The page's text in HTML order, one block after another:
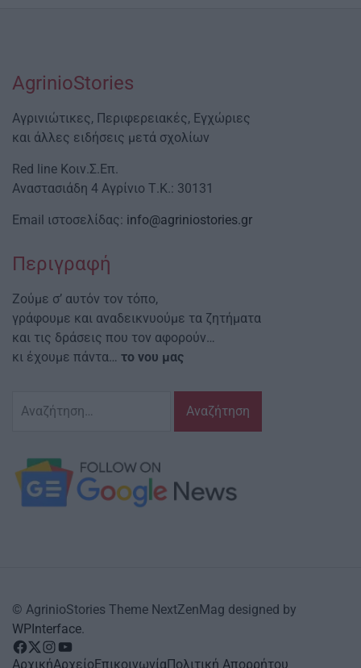
AgrinioStories
Αγρινιώτικες, Περιφερειακές, Εγχώριες
και άλλες ειδήσεις μετά σχολίων
Red line Κοιν.Σ.Επ.
Αναστασιάδη 4 Αγρίνιο Τ.Κ.: 30131
Email ιστοσελίδας: info@agriniostories.gr
Περιγραφή
Ζούμε σ’ αυτόν τον τόπο,
γράφουμε και αναδεικνυούμε τα ζητήματα
και τις δράσεις που τον αφορούν…
κι έχουμε πάντα… το νου μας
για:
© AgrinioStories Theme NextZenMag designed by
WPInterface.
facebook
Twitter
instagram
YouTube
ΑρχικήΑρχείοΕπικοινωνίαΠολιτική Απορρήτου